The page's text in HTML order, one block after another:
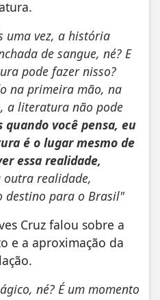
uma vez, a história
de sangue, né? E
pode fazer nisso?
na primeira mão, na
a literatura não pode
quando você pensa, eu
é o lugar mesmo de
essa realidade,
realidade,
para o Brasil"
Cruz falou sobre a
e a aproximação da
né? É um momento